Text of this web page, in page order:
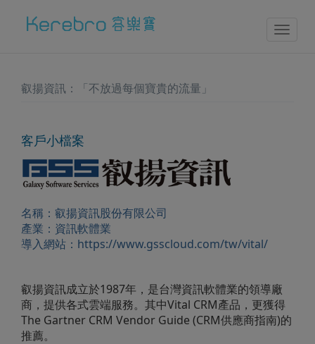
叡揚資訊：「不放過每個寶貴的流量」
客戶小檔案
名稱： 叡揚資訊股份有限公司
產業： 資訊軟體業
導入網站： https://www.gsscloud.com/tw/vital/
叡揚資訊成立於1987年，是台灣資訊軟體業的領導廠
商，提供各式雲端服務。其中Vital CRM產品，更獲得
The Gartner CRM Vendor Guide (CRM供應商指南)的
推薦。